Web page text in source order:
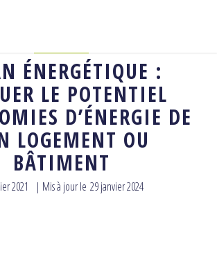
ÉNERGÉTIQUE :
LE POTENTIEL
D’ÉNERGIE DE
LOGEMENT OU
BÂTIMENT
2021 | Mis à jour le 29 janvier 2024